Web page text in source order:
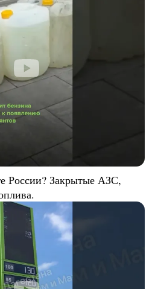
России? Закрытые АЗС,